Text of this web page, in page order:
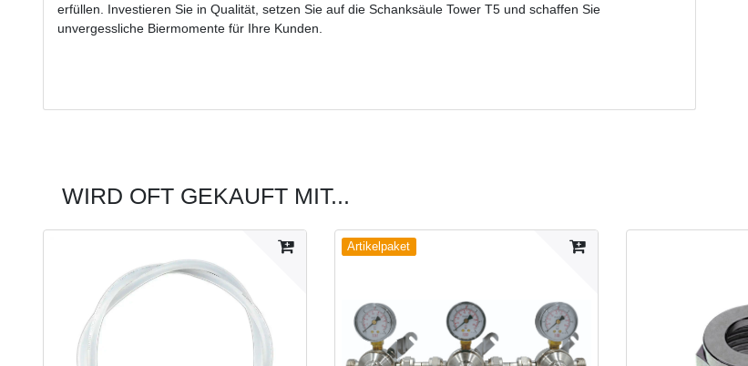
erfüllen. Investieren Sie in Qualität, setzen Sie auf die Schanksäule Tower T5 und schaffen Sie
unvergessliche Biermomente für Ihre Kunden.
WIRD OFT GEKAUFT MIT...
Artikelpaket